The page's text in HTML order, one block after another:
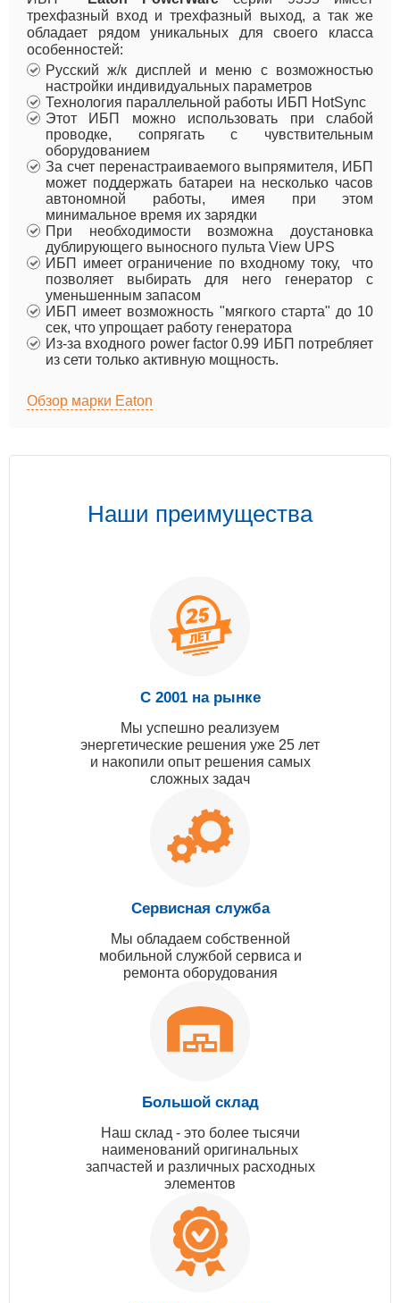
трехфазный вход и трехфазный выход, а так же
обладает рядом уникальных для своего класса
особенностей:
Русский ж/к дисплей и меню с возможностью
настройки индивидуальных параметров
Технология параллельной работы ИБП HotSync
Этот ИБП можно использовать при слабой
проводке, сопрягать с чувствительным
оборудованием
За счет перенастраиваемого выпрямителя, ИБП
может поддержать батареи на несколько часов
автономной работы, имея при этом
минимальное время их зарядки
При необходимости возможна доустановка
дублирующего выносного пульта View UPS
ИБП имеет ограничение по входному току, что
позволяет выбирать для него генератор с
уменьшенным запасом
ИБП имеет возможность "мягкого старта" до 10
сек, что упрощает работу генератора
Из-за входного power factor 0.99 ИБП потребляет
из сети только активную мощность.
Обзор марки Eaton
Наши преимущества
С 2001 на рынке
Мы успешно реализуем
энергетические решения уже 25 лет
и накопили опыт решения самых
сложных задач
Сервисная служба
Мы обладаем собственной
мобильной службой сервиса и
ремонта оборудования
Большой склад
Наш склад - это более тысячи
наименований оригинальных
запчастей и различных расходных
элементов